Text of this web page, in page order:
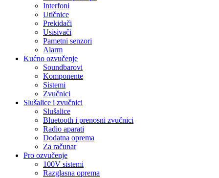
Interfoni
Utičnice
Prekidači
Usisivači
Pametni senzori
Alarm
Kućno ozvučenje
Soundbarovi
Komponente
Sistemi
Zvučnici
Slušalice i zvučnici
Slušalice
Bluetooth i prenosni zvučnici
Radio aparati
Dodatna oprema
Za računar
Pro ozvučenje
100V sistemi
Razglasna oprema